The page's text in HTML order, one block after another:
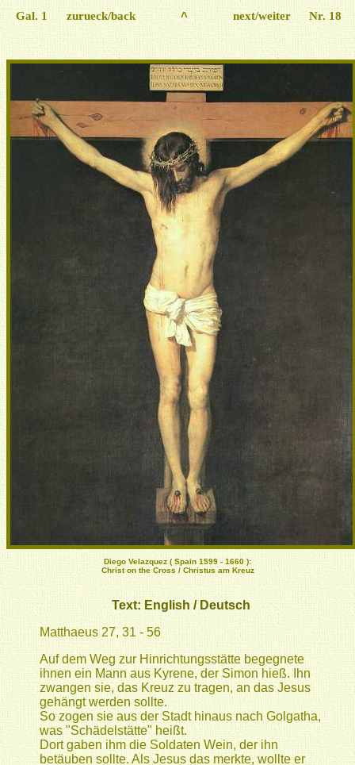
Gal. 1 zurueck/back ..^.. next/weiter Nr. 18
Diego Velazquez ( Spain 1599 - 1660 ):
Christ on the Cross / Christus am Kreuz
Text: English/Deutsch
Matthaeus 27, 31 - 56
Auf dem Weg zur Hinrichtungsstätte begegnete
ihnen ein Mann aus Kyrene, der Simon hieß. Ihn
zwangen sie, das Kreuz zu tragen, an das Jesus
gehängt werden sollte.
So zogen sie aus der Stadt hinaus nach Golgatha,
was "Schädelstätte" heißt.
Dort gaben ihm die Soldaten Wein, der ihn
betäuben sollte. Als Jesus das merkte, wollte er